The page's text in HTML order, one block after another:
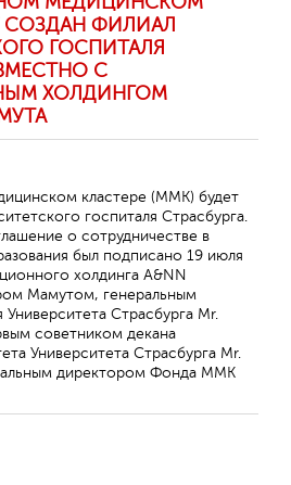
СОЗДАН ФИЛИАЛ
ГОСПИТАЛЯ
С
ХОЛДИНГОМ
кластере (ММК) будет
госпиталя Страсбурга.
о сотрудничестве в
был подписано 19 июля
холдинга A&NN
Мамутом, генеральным
Страсбурга Mr.
советником декана
Университета Страсбурга Mr.
директором Фонда ММК
Обратная